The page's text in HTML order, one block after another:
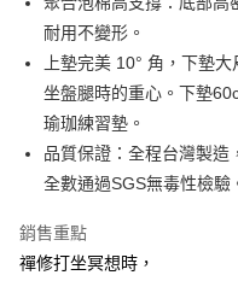
臺灣中小企業銀行
匯豐（台灣）商業銀行
聯邦商業銀行
元大商業銀行
玉山商業銀行
台新國際商業銀行
台灣樂天信用卡公司
上海商業儲蓄銀行
國泰世華商業銀行
臺灣中小企業銀行
匯豐（台灣）商業銀行
聯邦商業銀行
元大商業銀行
玉山商業銀行
台新國際商業銀行
Apple Pay
街口支付
悠遊付
Google Pay
全盈+PAY
AFTEE先享後付
相關說明
耐用不變形。
上墊完美 10° 角，下墊
坐盤腿時的重心。下墊
瑜珈練習墊。
品質保證：全程台灣製
全數通過SGS無毒性檢驗
銷售重點
禪修打坐冥想時，